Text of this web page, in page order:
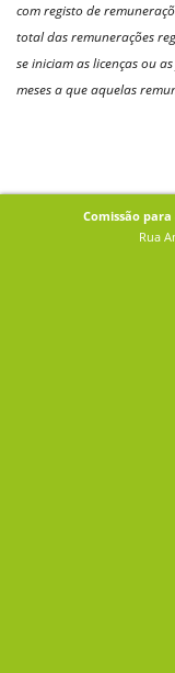
com registo de
total das remunerações
se iniciam as licenças ou
meses a que aquelas
Comissão
Rua